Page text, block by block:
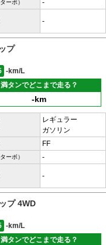
ーボ） -
-
プ
-km/L
満タンでどこまで走る？
-km
レギュラー
ガソリン
FF
ーボ） -
-
プ 4WD
-km/L
満タンでどこまで走る？